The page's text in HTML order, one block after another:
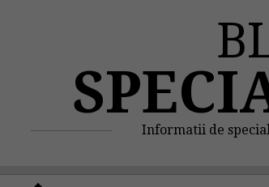
Informatii de